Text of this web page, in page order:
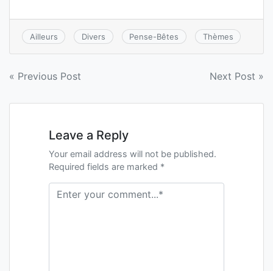
Ailleurs Divers Pense-Bêtes Thèmes
Navigation
de
l’article
« Previous Post Next Post »
Leave a Reply
Your email address will not be published.
Required fields are marked *